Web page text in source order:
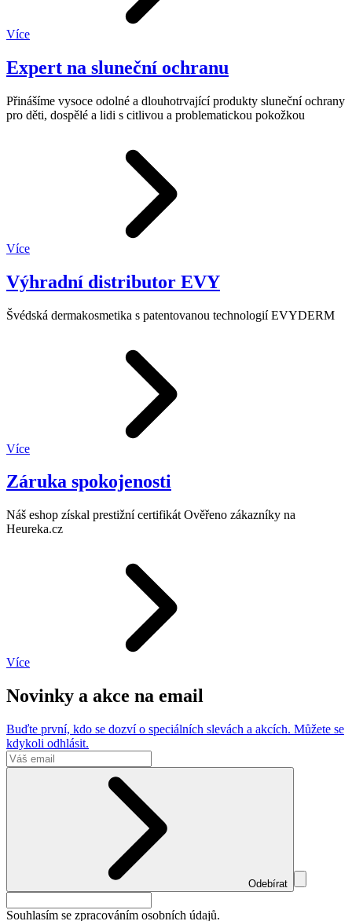
Více
Expert na sluneční ochranu
Přinášíme vysoce odolné a dlouhotrvající produkty sluneční ochrany
pro děti, dospělé a lidi s citlivou a problematickou pokožkou
Více
Výhradní distributor EVY
Švédská dermakosmetika s patentovanou technologií EVYDERM
Více
Záruka spokojenosti
Náš eshop získal prestižní certifikát Ověřeno zákazníky na
Heureka.cz
Více
Novinky a akce na email
Buďte první, kdo se dozví o speciálních slevách a akcích. Můžete se
kdykoli odhlásit.
Odebírat
Souhlasím se zpracováním osobních údajů.